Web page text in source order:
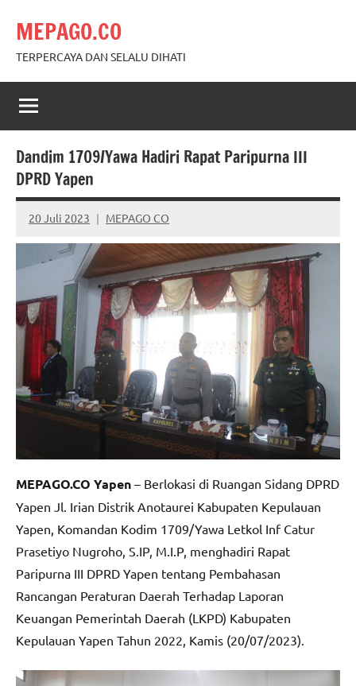
content
MEPAGO.CO
TERPERCAYA DAN SELALU DIHATI
Dandim 1709/Yawa Hadiri Rapat Paripurna III
DPRD Yapen
20 Juli 2023 MEPAGO CO
No
comments
MEPAGO.CO Yapen – Berlokasi di Ruangan Sidang DPRD
Yapen Jl. Irian Distrik Anotaurei Kabupaten Kepulauan
Yapen, Komandan Kodim 1709/Yawa Letkol Inf Catur
Prasetiyo Nugroho, S.IP, M.I.P, menghadiri Rapat
Paripurna III DPRD Yapen tentang Pembahasan
Rancangan Peraturan Daerah Terhadap Laporan
Keuangan Pemerintah Daerah (LKPD) Kabupaten
Kepulauan Yapen Tahun 2022, Kamis (20/07/2023).